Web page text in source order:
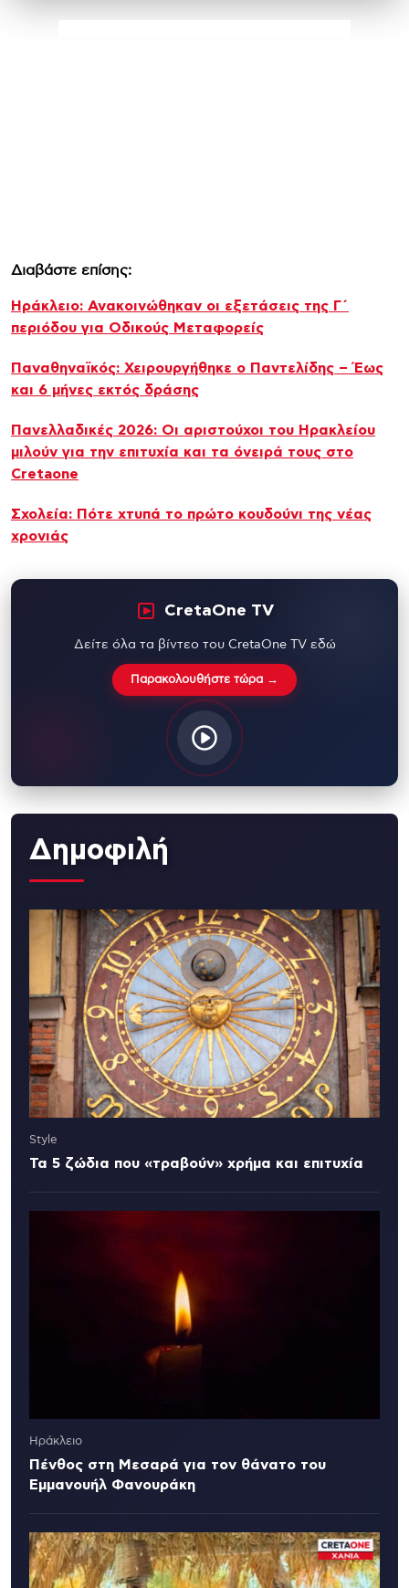
Διαβάστε επίσης:
Ηράκλειο: Ανακοινώθηκαν οι εξετάσεις της Γ΄
περιόδου για Οδικούς Μεταφορείς
Παναθηναϊκός: Χειρουργήθηκε ο Παντελίδης – Έως
και 6 μήνες εκτός δράσης
Πανελλαδικές 2026: Οι αριστούχοι του Ηρακλείου
μιλούν για την επιτυχία και τα όνειρά τους στο
Cretaone
Σχολεία: Πότε χτυπά το πρώτο κουδούνι της νέας
χρονιάς
CretaOne TV
Δείτε όλα τα βίντεο του CretaOne TV εδώ
Παρακολουθήστε τώρα →
Δημοφιλή
Style
Τα 5 ζώδια που «τραβούν» χρήμα και επιτυχία
Ηράκλειο
Πένθος στη Μεσαρά για τον θάνατο του
Εμμανουήλ Φανουράκη